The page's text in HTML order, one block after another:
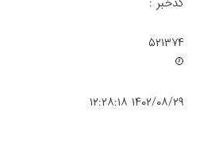
۵۲۱۳۷۴
۱۴۰۲/۰۸/۲۹ ۱۲:۲۸:۱۸